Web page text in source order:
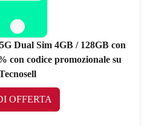
Dual Sim 4GB / 128GB con
con codice promozionale su
OFFERTA